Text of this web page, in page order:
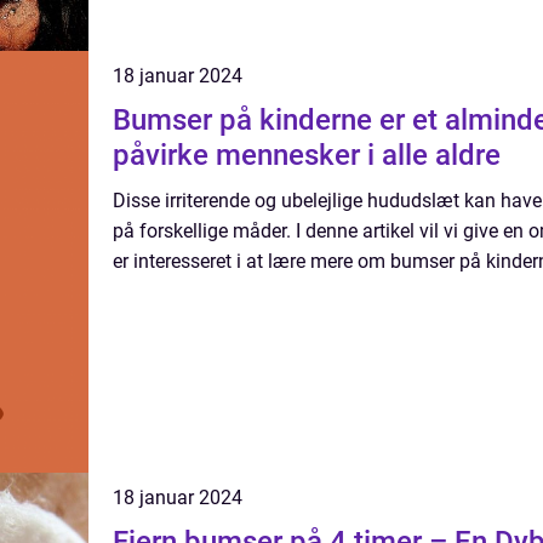
18 januar 2024
Bumser på kinderne er et
påvirke mennesker i alle aldre
Disse irriterende og ubelejlige hududslæt kan
på forskellige måder. I denne artikel vil vi give en
er interesseret i at lære mere om bumser på
18 januar 2024